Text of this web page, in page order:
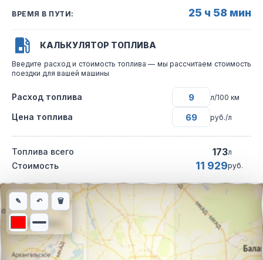
ВРЕМЯ В ПУТИ: 25 ч 58 мин
КАЛЬКУЛЯТОР ТОПЛИВА
Введите расход и стоимость топлива — мы рассчитаем стоимость
поездки для вашей машины
Расход топлива л/100 км
Цена топлива руб./л
Топлива всего 173л
Стоимость 11 929руб.
Интерактивная карта автомобильного маршрута из города
✎ ↶ 🗑